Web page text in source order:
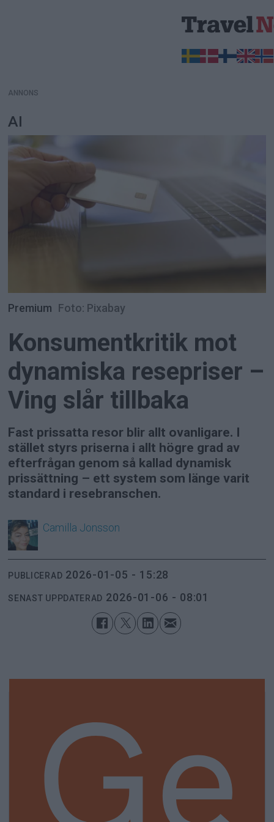
ANNONS
AI
Premium Foto: Pixabay
Konsumentkritik mot
dynamiska resepriser –
Ving slår tillbaka
Fast prissatta resor blir allt ovanligare. I
stället styrs priserna i allt högre grad av
efterfrågan genom så kallad dynamisk
prissättning – ett system som länge varit
standard i resebranschen.
Camilla Jonsson
PUBLICERAD 2026-01-05 - 15:28
SENAST UPPDATERAD 2026-01-06 - 08:01
Ge